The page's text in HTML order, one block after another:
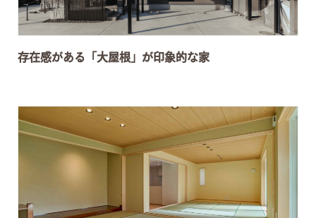
存在感がある「大屋根」が印象的な家